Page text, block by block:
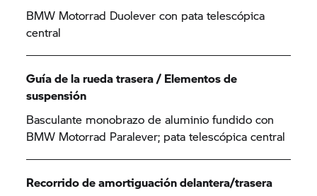
BMW Motorrad Duolever con pata telescópica
central
Guía de la rueda trasera / Elementos de
suspensión
Basculante monobrazo de aluminio fundido con
BMW Motorrad Paralever; pata telescópica central
Recorrido de amortiguación delantera/trasera